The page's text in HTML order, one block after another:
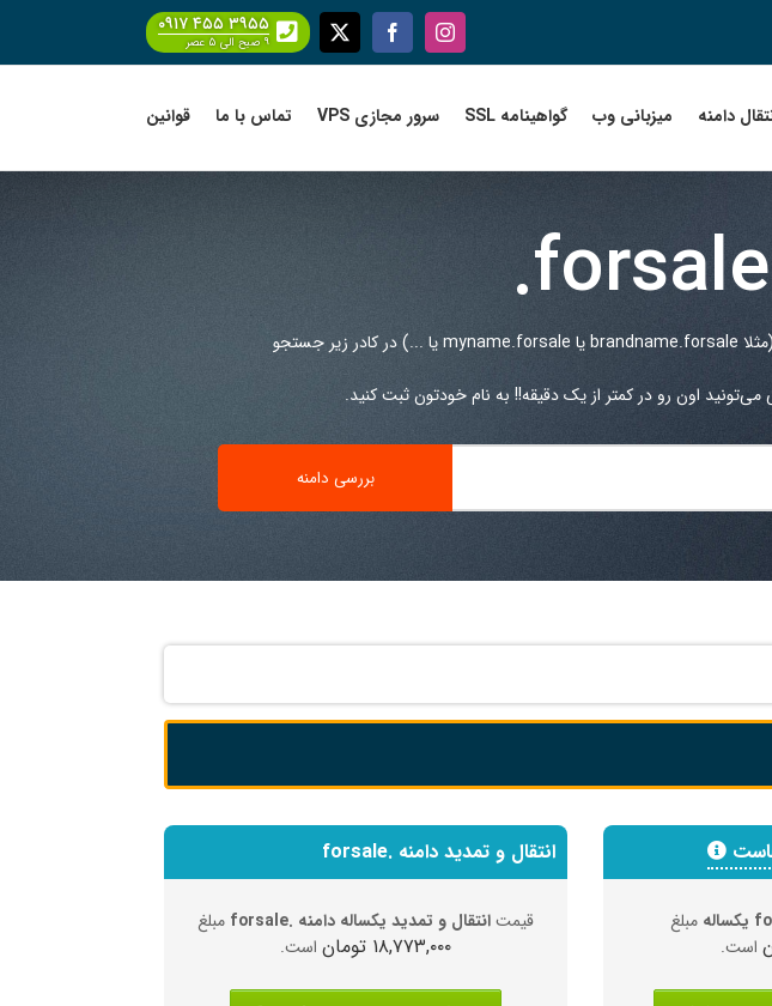
Instagram
Facebook
X ۰۹۱۷ ۴۵۵ ۳۹۵۵
۹ صبح الی ۵ عصر
دامنه میزبانی وب گواهینامه SSL سرور مجازی VPS تماس با ما قوانین
.forsale
(مثلا brandname.forsale یا myname.forsale یا ...) در کادر زیر جستجو
اون رو در کمتر از یک دقیقه!! به نام خودتون ثبت کنید.
مبلغ
است.
انتقال و تمدید دامنه .forsale
قیمتانتقال و تمدید یکساله دامنه .forsale مبلغ
۱۸,۷۷۳,۰۰۰ تومان است.